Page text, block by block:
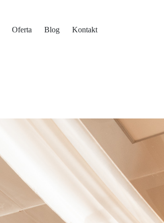
Oferta Blog Kontakt